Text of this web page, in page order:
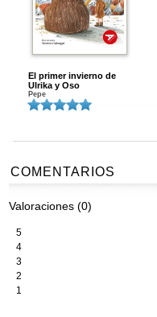
El primer invierno de
Ulrika y Oso
Pepe
COMENTARIOS
Valoraciones (0)
5
4
3
2
1